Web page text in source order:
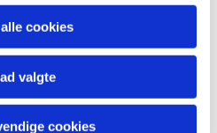
cookies
valgte
cookies
vi deltage i en guidet
(4 km), som
vi til
i